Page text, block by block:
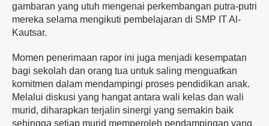
gambaran yang utuh mengenai perkembangan putra-putri
mereka selama mengikuti pembelajaran di SMP IT Al-
Kautsar.
Momen penerimaan rapor ini juga menjadi kesempatan
bagi sekolah dan orang tua untuk saling menguatkan
komitmen dalam mendampingi proses pendidikan anak.
Melalui diskusi yang hangat antara wali kelas dan wali
murid, diharapkan terjalin sinergi yang semakin baik
sehingga setiap murid memperoleh pendampingan yang